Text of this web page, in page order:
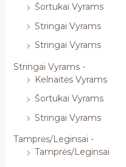
Šortukai Vyrams
Stringai Vyrams
Stringai Vyrams
Stringai Vyrams -
Kelnaitės Vyrams
Šortukai Vyrams
Stringai Vyrams
Tamprės/Leginsai -
Tamprės/Leginsai